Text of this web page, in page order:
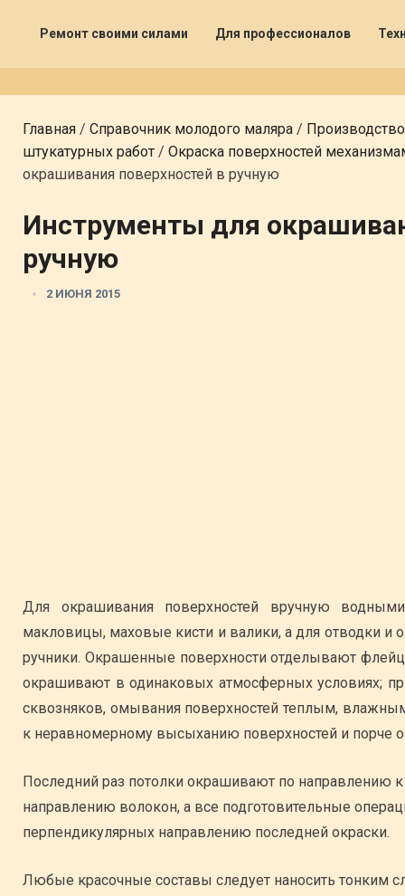
Ремонт своими силами Для профессионалов
Главная / Справочник молодого маляра /
штукатурных работ / Окраска поверхностей
окрашивания поверхностей в ручную
Инструменты для
ручную
2 ИЮНЯ 2015
Для окрашивания поверхностей вручную
макловицы, маховые кисти и валики, а для отводки и
ручники. Окрашенные поверхности отделывают
окрашивают в одинаковых атмосферных условиях;
сквозняков, омывания поверхностей теплым,
к неравномерному высыханию поверхностей и порче
Последний раз потолки окрашивают по направлению
направлению волокон, а все подготовительные
перпендикулярных направлению последней окраски.
Любые красочные составы следует наносить тонким